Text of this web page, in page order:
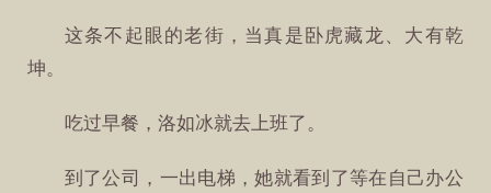
这条不起眼的老街，当真是卧虎藏龙、大有乾
坤。
吃过早餐，洛如冰就去上班了。
到了公司，一出电梯，她就看到了等在自己办公